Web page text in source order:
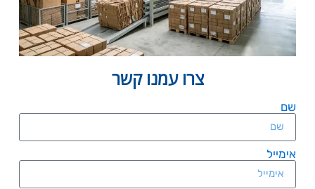
צרו עמנו קשר
שם
אימייל